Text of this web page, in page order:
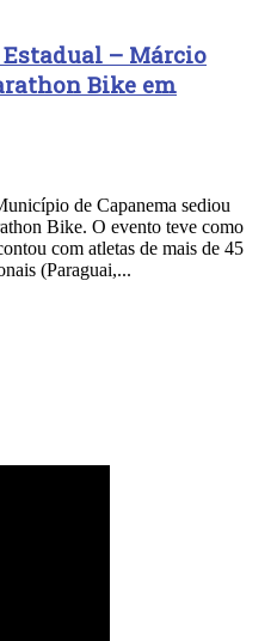
– Márcio
Bike em
de Capanema sediou
Bike. O evento teve como
com atletas de mais de 45
(Paraguai,...